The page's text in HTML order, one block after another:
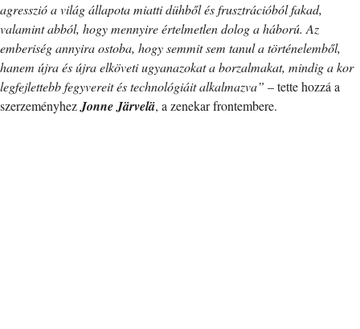
agresszió a világ állapota miatti dühből és frusztrációból fakad,
valamint abból, hogy mennyire értelmetlen dolog a háború. Az
emberiség annyira ostoba, hogy semmit sem tanul a történelemből,
hanem újra és újra elköveti ugyanazokat a borzalmakat, mindig a kor
legfejlettebb fegyvereit és technológiáit alkalmazva” – tette hozzá a
szerzeményhezJonne Järvelä, a zenekar frontembere.